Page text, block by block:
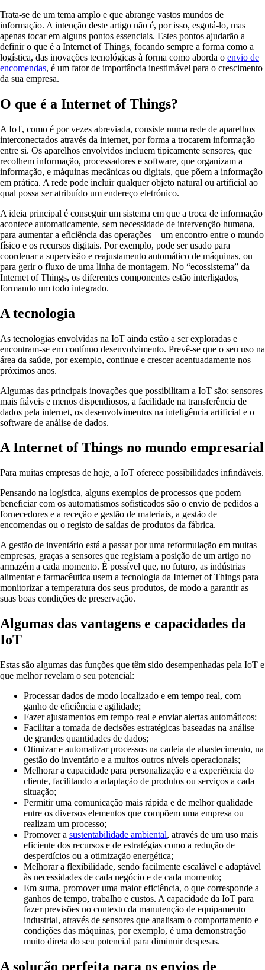
Trata-se de um tema amplo e que abrange vastos mundos de
informação. A intenção deste artigo não é, por isso, esgotá-lo, mas
apenas tocar em alguns pontos essenciais. Estes pontos ajudarão a
definir o que é a Internet of Things, focando sempre a forma como a
logística, das inovações tecnológicas à forma como aborda o envio de
encomendas, é um fator de importância inestimável para o crescimento
da sua empresa.
O que é a Internet of Things?
A IoT, como é por vezes abreviada, consiste numa rede de aparelhos
interconectados através da internet, por forma a trocarem informação
entre si. Os aparelhos envolvidos incluem tipicamente sensores, que
recolhem informação, processadores e software, que organizam a
informação, e máquinas mecânicas ou digitais, que põem a informação
em prática. A rede pode incluir qualquer objeto natural ou artificial ao
qual possa ser atribuído um endereço eletrónico.
A ideia principal é conseguir um sistema em que a troca de informação
acontece automaticamente, sem necessidade de intervenção humana,
para aumentar a eficiência das operações – um encontro entre o mundo
físico e os recursos digitais. Por exemplo, pode ser usado para
coordenar a supervisão e reajustamento automático de máquinas, ou
para gerir o fluxo de uma linha de montagem. No “ecossistema” da
Internet of Things, os diferentes componentes estão interligados,
formando um todo integrado.
A tecnologia
As tecnologias envolvidas na IoT ainda estão a ser exploradas e
encontram-se em contínuo desenvolvimento. Prevê-se que o seu uso na
área da saúde, por exemplo, continue e crescer acentuadamente nos
próximos anos.
Algumas das principais inovações que possibilitam a IoT são: sensores
mais fiáveis e menos dispendiosos, a facilidade na transferência de
dados pela internet, os desenvolvimentos na inteligência artificial e o
software de análise de dados.
A Internet of Things no mundo empresarial
Para muitas empresas de hoje, a IoT oferece possibilidades infindáveis.
Pensando na logística, alguns exemplos de processos que podem
beneficiar com os automatismos sofisticados são o envio de pedidos a
fornecedores e a receção e gestão de materiais, a gestão de
encomendas ou o registo de saídas de produtos da fábrica.
A gestão de inventário está a passar por uma reformulação em muitas
empresas, graças a sensores que registam a posição de um artigo no
armazém a cada momento. É possível que, no futuro, as indústrias
alimentar e farmacêutica usem a tecnologia da Internet of Things para
monitorizar a temperatura dos seus produtos, de modo a garantir as
suas boas condições de preservação.
Algumas das vantagens e capacidades da
IoT
Estas são algumas das funções que têm sido desempenhadas pela IoT e
que melhor revelam o seu potencial:
Processar dados de modo localizado e em tempo real, com
ganho de eficiência e agilidade;
Fazer ajustamentos em tempo real e enviar alertas automáticos;
Facilitar a tomada de decisões estratégicas baseadas na análise
de grandes quantidades de dados;
Otimizar e automatizar processos na cadeia de abastecimento, na
gestão do inventário e a muitos outros níveis operacionais;
Melhorar a capacidade para personalização e a experiência do
cliente, facilitando a adaptação de produtos ou serviços a cada
situação;
Permitir uma comunicação mais rápida e de melhor qualidade
entre os diversos elementos que compõem uma empresa ou
realizam um processo;
Promover a sustentabilidade ambiental, através de um uso mais
eficiente dos recursos e de estratégias como a redução de
desperdícios ou a otimização energética;
Melhorar a flexibilidade, sendo facilmente escalável e adaptável
às necessidades de cada negócio e de cada momento;
Em suma, promover uma maior eficiência, o que corresponde a
ganhos de tempo, trabalho e custos. A capacidade da IoT para
fazer previsões no contexto da manutenção de equipamento
industrial, através de sensores que analisam o comportamento e
condições das máquinas, por exemplo, é uma demonstração
muito direta do seu potencial para diminuir despesas.
A solução perfeita para os envios de